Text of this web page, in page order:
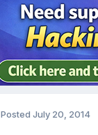
Posted July 20, 2014